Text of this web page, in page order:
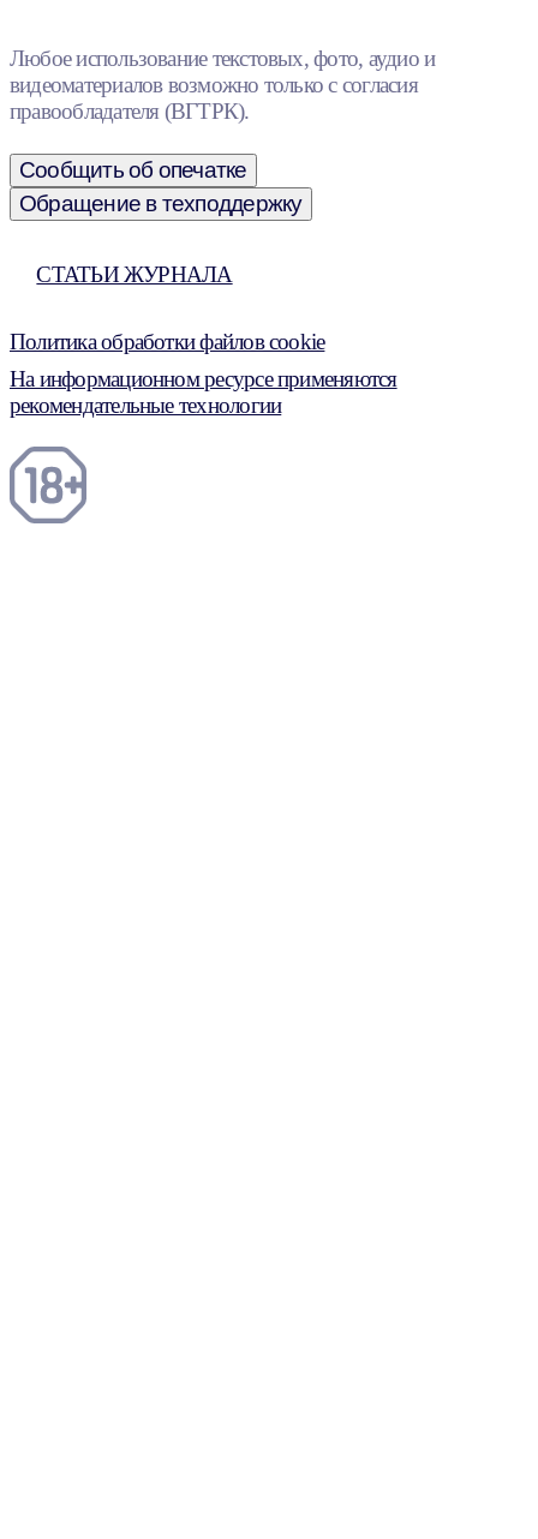
Любое использование текстовых, фото, аудио и
видеоматериалов возможно только с согласия
правообладателя (ВГТРК).
Сообщить об опечатке
Обращение в техподдержку
СТАТЬИ ЖУРНАЛА
Политика обработки файлов cookie
На информационном ресурсе применяются
рекомендательные технологии